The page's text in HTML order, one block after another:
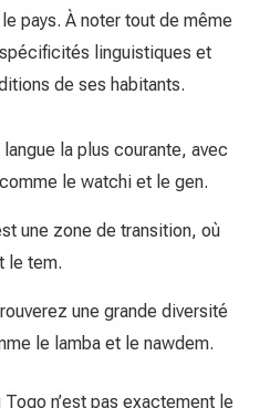
pays. À noter tout de même
linguistiques et
de ses habitants.
la plus courante, avec
le watchi et le gen.
une zone de transition, où
le tem.
une grande diversité
le lamba et le nawdem.
Togo n’est pas exactement le